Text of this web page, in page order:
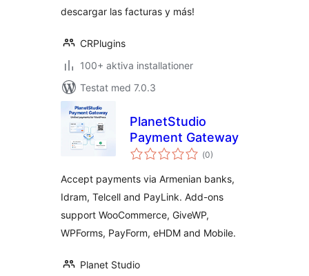
descargar las facturas y más!
CRPlugins
100+ aktiva installationer
Testat med 7.0.3
PlanetStudio
Payment Gateway
(Totalt
antal
0)
Accept payments via Armenian banks,
Idram, Telcell and PayLink. Add-ons
support WooCommerce, GiveWP,
WPForms, PayForm, eHDM and Mobile.
Planet Studio